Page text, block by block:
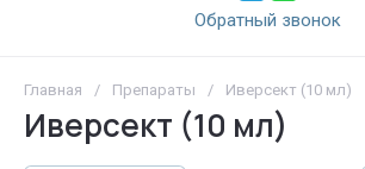
Обратный звонок
Главная / Препараты / Иверсект (10 мл)
Иверсект (10 мл)